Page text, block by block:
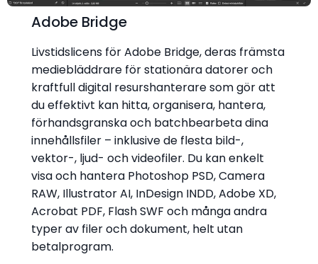
Adobe Bridge
Livstidslicens för Adobe Bridge, deras främsta
mediebläddrare för stationära datorer och
kraftfull digital resurshanterare som gör att
du effektivt kan hitta, organisera, hantera,
förhandsgranska och batchbearbeta dina
innehållsfiler – inklusive de flesta bild-,
vektor-, ljud- och videofiler. Du kan enkelt
visa och hantera Photoshop PSD, Camera
RAW, Illustrator AI, InDesign INDD, Adobe XD,
Acrobat PDF, Flash SWF och många andra
typer av filer och dokument, helt utan
betalprogram.